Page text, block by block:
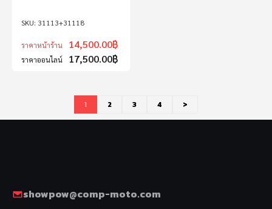
31113+31118
ราคาหน้าร้าน 14,500.00฿
ราคาออนไลน์ 17,500.00฿
1 2 3 4 >
showpow@comp-moto.com